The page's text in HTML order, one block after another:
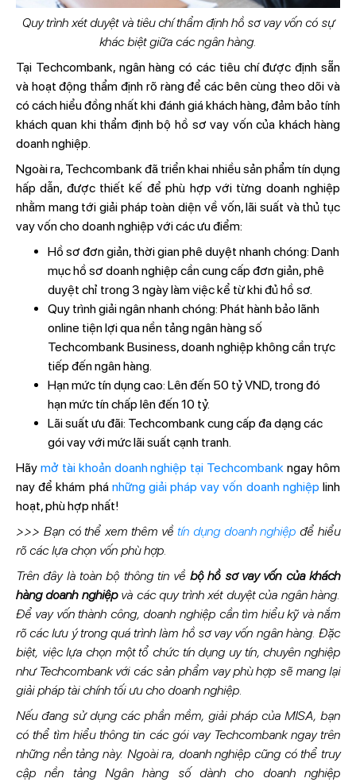
Quy trình xét duyệt và tiêu chí thẩm định hồ sơ vay vốn có sự
khác biệt giữa các ngân hàng.
Tại Techcombank, ngân hàng có các tiêu chí được định sẵn
và hoạt động thẩm định rõ ràng để các bên cùng theo dõi và
có cách hiểu đồng nhất khi đánh giá khách hàng, đảm bảo tính
khách quan khi thẩm định bộ hồ sơ vay vốn của khách hàng
doanh nghiệp.
Ngoài ra, Techcombank đã triển khai nhiều sản phẩm tín dụng
hấp dẫn, được thiết kế để phù hợp với từng doanh nghiệp
nhằm mang tới giải pháp toàn diện về vốn, lãi suất và thủ tục
vay vốn cho doanh nghiệp với các ưu điểm:
Hồ sơ đơn giản, thời gian phê duyệt nhanh chóng: Danh
mục hồ sơ doanh nghiệp cần cung cấp đơn giản, phê
duyệt chỉ trong 3 ngày làm việc kể từ khi đủ hồ sơ.
Quy trình giải ngân nhanh chóng: Phát hành bảo lãnh
online tiện lợi qua nền tảng ngân hàng số
Techcombank Business, doanh nghiệp không cần trực
tiếp đến ngân hàng.
Hạn mức tín dụng cao: Lên đến 50 tỷ VND, trong đó
hạn mức tín chấp lên đến 10 tỷ.
Lãi suất ưu đãi: Techcombank cung cấp đa dạng các
gói vay với mức lãi suất cạnh tranh.
Hãy mở tài khoản doanh nghiệp tại Techcombank ngay hôm
nay để khám phá những giải pháp vay vốn doanh nghiệp linh
hoạt, phù hợp nhất!
>>> Bạn có thể xem thêm về tín dụng doanh nghiệp để hiểu
rõ các lựa chọn vốn phù hợp.
Trên đây là toàn bộ thông tin về bộ hồ sơ vay vốn của khách
hàng doanh nghiệpvà các quy trình xét duyệt của ngân hàng.
Để vay vốn thành công, doanh nghiệp cần tìm hiểu kỹ và nắm
rõ các lưu ý trong quá trình làm hồ sơ vay vốn ngân hàng. Đặc
biệt, việc lựa chọn một tổ chức tín dụng uy tín, chuyên nghiệp
như Techcombank với các sản phẩm vay phù hợp sẽ mang lại
giải pháp tài chính tối ưu cho doanh nghiệp.
Nếu đang sử dụng các phần mềm, giải pháp của MISA, bạn
có thể tìm hiểu thông tin các gói vay Techcombank ngay trên
những nền tảng này. Ngoài ra, doanh nghiệp cũng có thể truy
cập nền tảng Ngân hàng số dành cho doanh nghiệp